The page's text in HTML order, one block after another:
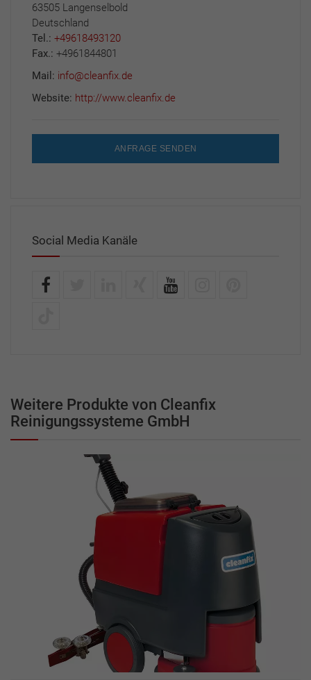
63505 Langenselbold
Deutschland
Tel.: +49618493120
Fax.: +4961844801
Mail: info@cleanfix.de
Website: http://www.cleanfix.de
ANFRAGE SENDEN
Social Media Kanäle
Weitere Produkte von Cleanfix
Reinigungssysteme GmbH